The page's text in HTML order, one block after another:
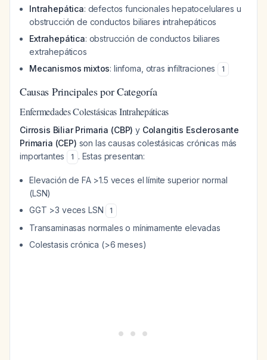
Intrahepática: defectos funcionales hepatocelulares u
obstrucción de conductos biliares intrahepáticos
Extrahepática: obstrucción de conductos biliares
extrahepáticos
Mecanismos mixtos: linfoma, otras infiltraciones 1
Causas Principales por Categoría
Enfermedades Colestásicas Intrahepáticas
Cirrosis Biliar Primaria (CBP) y Colangitis Esclerosante
Primaria (CEP) son las causas colestásicas crónicas más
importantes
1 . Estas presentan:
Elevación de FA >1.5 veces el límite superior normal
(LSN)
GGT >3 veces LSN
1
Transaminasas normales o mínimamente elevadas
Colestasis crónica (>6 meses)